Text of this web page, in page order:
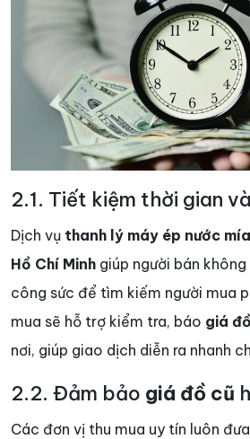
2.1. Tiết kiệm thời gian
Dịch vụ thanh lý máy ép nước
Hồ Chí Minh giúp người bán
công sức để tìm kiếm người mua
mua sẽ hỗ trợ kiểm tra, báo giá
nơi, giúp giao dịch diễn ra nhanh
2.2. Đảm bảo giá đồ cũ
Các đơn vị thu mua uy tín luôn